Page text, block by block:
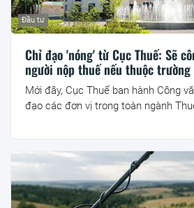
Chỉ đạo 'nóng' từ Cục Thuế: Sẽ
người nộp thuế nếu thuộc trường
Đầu tư
Mới đây, Cục Thuế ban hành Công
đạo các đơn vị trong toàn ngành